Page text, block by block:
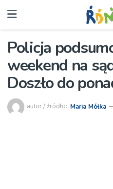
Policja
weekend na
Doszło do
autor / źródło: Maria Mółka